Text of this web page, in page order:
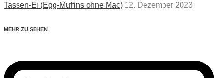
Tassen-Ei (Egg-Muffins ohne Mac) 12. Dezember 2023
MEHR ZU SEHEN